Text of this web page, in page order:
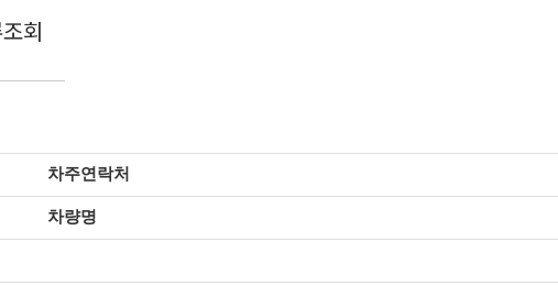
회
차주연락처
차량명